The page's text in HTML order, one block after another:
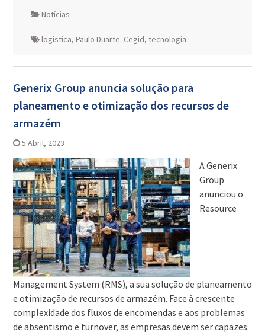
Notícias
logística, Paulo Duarte. Cegid, tecnologia
Generix Group anuncia solução para
planeamento e otimização dos recursos de
armazém
5 Abril, 2023
A Generix
Group
anunciou o
Resource
Management System (RMS), a sua solução de planeamento
e otimização de recursos de armazém. Face à crescente
complexidade dos fluxos de encomendas e aos problemas
de absentismo e turnover, as empresas devem ser capazes